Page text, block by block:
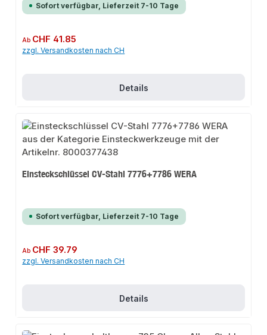
Sofort verfügbar, Lieferzeit 7-10 Tage
Regulärer Preis:
Ab CHF 41.85
zzgl. Versandkosten nach CH
Details
Einsteckschlüssel CV-Stahl 7776+7786 WERA
Sofort verfügbar, Lieferzeit 7-10 Tage
Regulärer Preis:
Ab CHF 39.79
zzgl. Versandkosten nach CH
Details